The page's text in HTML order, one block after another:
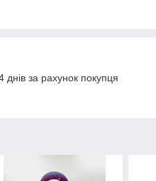
за рахунок покупця